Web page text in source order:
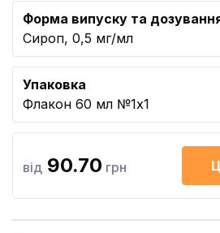
Форма випуску та
Сироп, 0,5 мг/мл
Упаковка
Флакон 60 мл №1x1
від 90.70 грн